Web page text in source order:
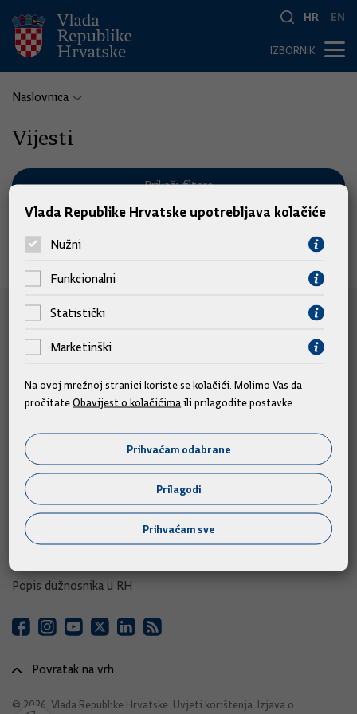
HR EN
IZBORNIK
Naslovnica
Vijesti
Prikaži filtere
Nema pronađenih vijesti.
e-Građani
e-Građani
e-Savjetovanja
Portal otvorenih podataka RH
Izvozni portal
Adresar
Središnji katalog službenih dokumenata RH
Adresar tijela javne vlasti
Popis dužnosnika u RH
Povratak na vrh
© 2026. Vlada Republike Hrvatske. Uvjeti korištenja Izjava o
Vlada Republike Hrvatske upotrebljava kolačiće
Nužni
Funkcionalni
Statistički
Marketinški
Na ovoj mrežnoj stranici koriste se kolačići. Molimo Vas da
pročitateObavijest o kolačićima ili prilagodite postavke.
Prihvaćam odabrane
Prilagodi
Prihvaćam sve